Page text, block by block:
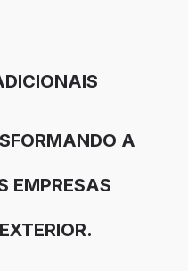
A
EMPRESAS